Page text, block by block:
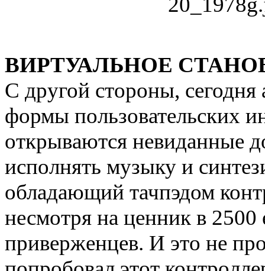
ВИРТУАЛЬНОЕ
С другой стороны,
формы пользовательских
открываются невиданные
исполнять музыку и
обладающий тачпэдом
несмотря на ценник в 2500
приверженцев. И это не